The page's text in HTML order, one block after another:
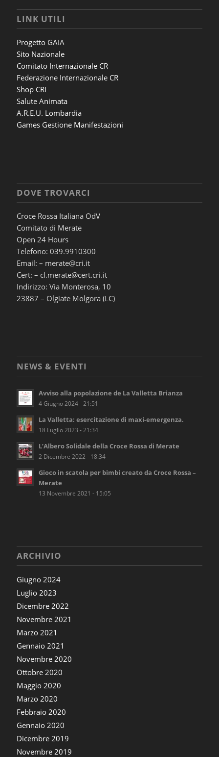
LINK UTILI
Progetto GAIA
Sito Nazionale
Comitato Internazionale CR
Federazione Internazionale CR
Shop CRI
Salute Animata
A.R.E.U. Lombardia
Games Gestione Manifestazioni
DOVE TROVARCI
Croce Rossa Italiana OdV
Comitato di Merate
Open 24 Hours
Telefono: 039.9910300
Email: – merate@cri.it
Cert: – cl.merate@cert.cri.it
Indirizzo: Via Monterosa, 10
23887 – Olgiate Molgora (LC)
NEWS & EVENTI
Avviso alla popolazione de La Valletta Brianza
4 Giugno 2024 - 21:51
La Valletta: esercitazione di maxi-emergenza.
18 Luglio 2023 - 21:34
L’Albero Solidale della Croce Rossa di Merate
2 Dicembre 2022 - 18:34
Gioco in scatola per bimbi creato da Croce Rossa –
Merate
13 Novembre 2021 - 15:05
ARCHIVIO
Giugno 2024
Luglio 2023
Dicembre 2022
Novembre 2021
Marzo 2021
Gennaio 2021
Novembre 2020
Ottobre 2020
Maggio 2020
Marzo 2020
Febbraio 2020
Gennaio 2020
Dicembre 2019
Novembre 2019